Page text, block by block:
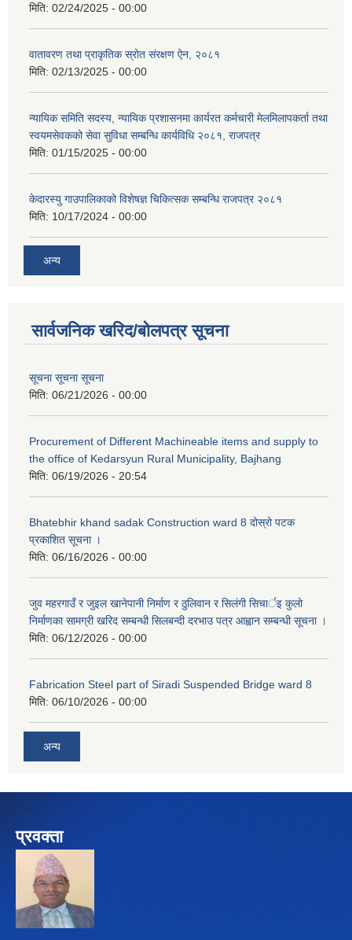
मिति: 02/24/2025 - 00:00
वातावरण तथा प्राकृतिक स्रोत संरक्षण ऐन, २०८१
मिति: 02/13/2025 - 00:00
न्यायिक समिति सदस्य, न्यायिक प्रशासनमा कार्यरत कर्मचारी मेलमिलापकर्ता तथा
स्वयमसेवकको सेवा सुविधा सम्बन्धि कार्यविधि २०८१, राजपत्र
मिति: 01/15/2025 - 00:00
केदारस्यु गाउपालिकाको विशेषज्ञ चिकित्सक सम्बन्धि राजपत्र २०८१
मिति: 10/17/2024 - 00:00
अन्य
सार्वजनिक खरिद/बोलपत्र सूचना
सूचना सूचना सूचना
मिति: 06/21/2026 - 00:00
Procurement of Different Machineable items and supply to
the office of Kedarsyun Rural Municipality, Bajhang
मिति: 06/19/2026 - 20:54
Bhatebhir khand sadak Construction ward 8 दोस्रो पटक
प्रकाशित सूचना ।
मिति: 06/16/2026 - 00:00
जुव महरगाउँ र जुइल खानेपानी निर्माण र ठुलिवान र सिलंगी सिचार्इ कुलो
निर्माणका सामग्री खरिद सम्बन्धी सिलबन्दी दरभाउ पत्र आह्वान सम्बन्धी सूचना ।
मिति: 06/12/2026 - 00:00
Fabrication Steel part of Siradi Suspended Bridge ward 8
मिति: 06/10/2026 - 00:00
अन्य
प्रवक्ता